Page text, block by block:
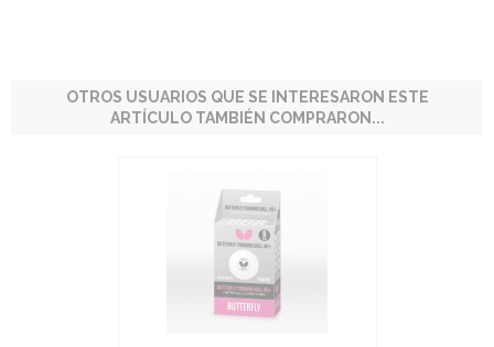
OTROS USUARIOS QUE SE INTERESARON ESTE
ARTÍCULO TAMBIÉN COMPRARON...